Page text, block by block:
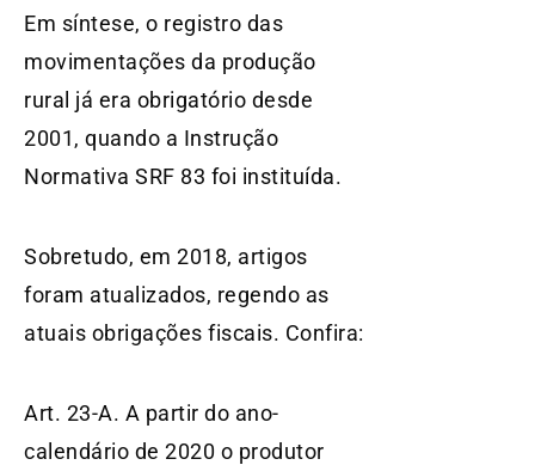
Em síntese, o registro das
movimentações da produção
rural já era obrigatório desde
2001, quando a Instrução
Normativa SRF 83 foi instituída.
Sobretudo, em 2018, artigos
foram atualizados, regendo as
atuais obrigações fiscais. Confira:
Art. 23-A. A partir do ano-
calendário de 2020 o produtor